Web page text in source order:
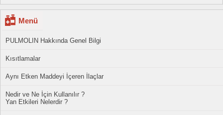
Menü
PULMOLIN Hakkında Genel Bilgi
Kısıtlamalar
Aynı Etken Maddeyi İçeren İlaçlar
Nedir ve Ne İçin Kullanılır ?
Yan Etkileri Nelerdir ?